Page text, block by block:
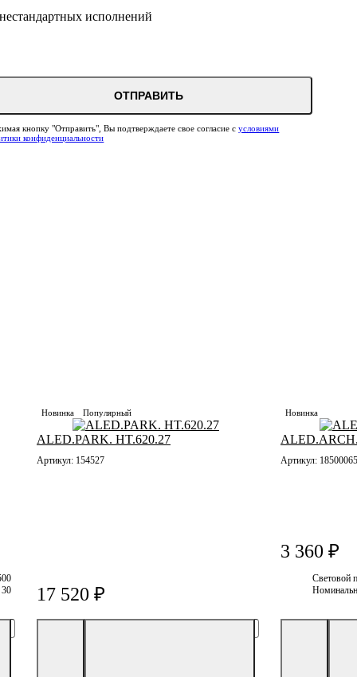
исполнений
ОТПРАВИТЬ
кнопку "Отправить", Вы подтверждаете свое согласие сусловиями
конфиденциальности
30
Новинка Популярный
ALED.PARK. HT.620.27
Артикул: 154527
17 520 ₽
Новинка
Артикул: 18500065
3 360 ₽
Световой